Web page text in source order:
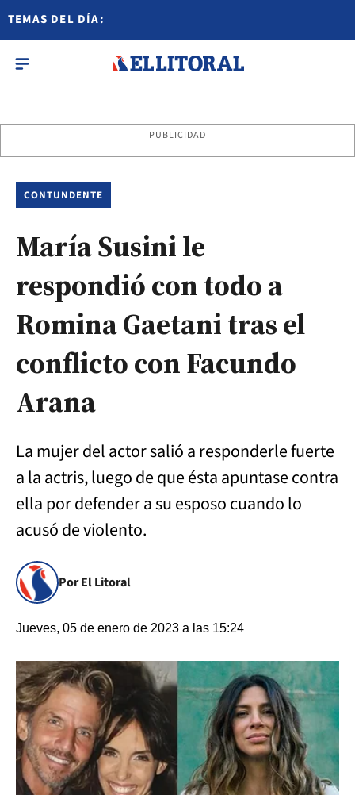
TEMAS DEL DÍA:
PUBLICIDAD
CONTUNDENTE
María Susini le
respondió con todo a
Romina Gaetani tras el
conflicto con Facundo
Arana
La mujer del actor salió a responderle fuerte
a la actris, luego de que ésta apuntase contra
ella por defender a su esposo cuando lo
acusó de violento.
Por El Litoral
Jueves, 05 de enero de 2023 a las 15:24